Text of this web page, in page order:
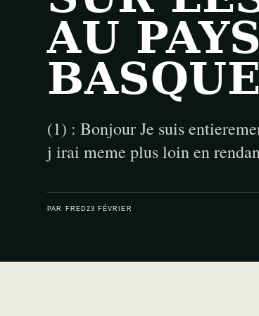
AU PAYS
(1) : Bonjour Je suis
j irai meme plus loin en
PAR FRED 23 FÉVRIER